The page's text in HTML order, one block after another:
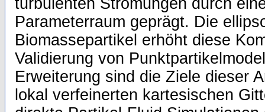
turbulenten Strömungen durch
Parameterraum geprägt. Die
Biomassepartikel erhöht diese
Validierung von
Erweiterung sind die Ziele dieser
lokal verfeinerten kartesischen